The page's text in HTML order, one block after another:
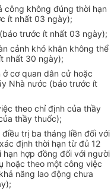
công không đúng thời hạn
ít nhất 03 ngày);
trước ít nhất 03 ngày);
cảnh khó khăn không thể
nhất 30 ngày);
cơ quan dân cử hoặc
Nhà nước (báo trước ít
theo chỉ định của thầy
thầy thuốc);
trị ba tháng liền đối với
định thời hạn từ đủ 12
hợp đồng đối với người
hoặc theo một công việc
năng lao động chưa